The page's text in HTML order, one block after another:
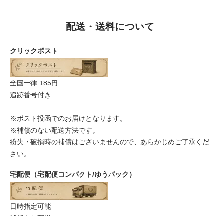
配送・送料について
クリックポスト
全国一律 185円
追跡番号付き
※ポスト投函でのお届けとなります。
※補償のない配送方法です。
紛失・破損時の補償はございませんので、あらかじめご了承くだ
さい。
宅配便（宅配便コンパクト/ゆうパック）
日時指定可能